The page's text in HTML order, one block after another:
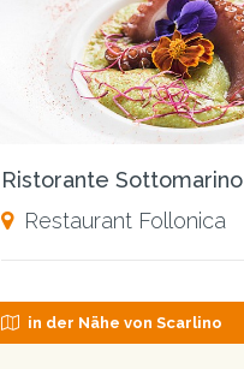
Ristorante Sottomarino
Restaurant Follonica
in der Nähe von Scarlino